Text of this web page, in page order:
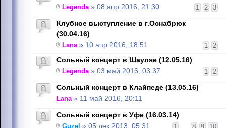
1 2 3
Legenda» 08 апр 2016, 21:30
Клубное выступление в г.Оснабрюк
(30.04.16)
1 2
Lana» 10 апр 2016, 18:51
Сольный концерт в Шауляе (12.05.16)
1 2
Legenda» 03 май 2016, 03:37
Сольный концерт в Клайпеде (13.05.16)
Lana» 11 май 2016, 20:11
Сольный концерт в Уфе (16.03.14)
Guzel » 05 дек 2013, 05:31